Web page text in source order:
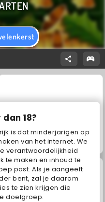
18?
is dat minderjarigen op
van het internet. We
verantwoordelijkheid
te maken en inhoud te
past. Als je aangeeft
bent, zal je daarom
te zien krijgen die
doelgroep.
Grand Mahjong Connect